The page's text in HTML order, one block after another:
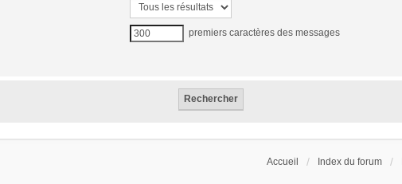
premiers caractères des messages
Accueil Index du forum